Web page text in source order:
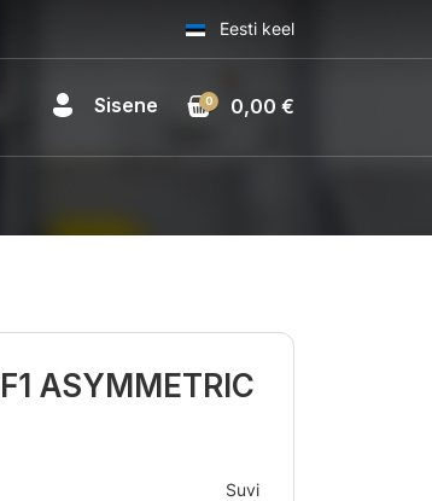
Eesti keel
Sisene 0,00 €
0
ASYMMETRIC
Suvi